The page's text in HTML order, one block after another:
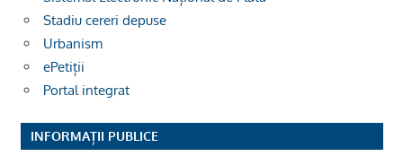
Stadiu cereri depuse
Urbanism
ePetiții
Portal integrat
INFORMAȚII PUBLICE